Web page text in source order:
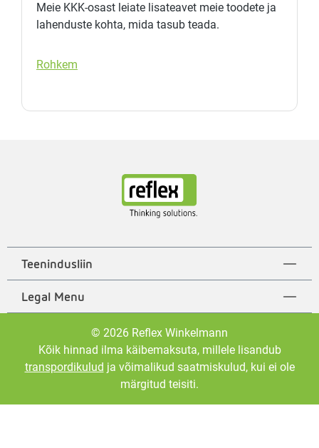
Meie KKK-osast leiate lisateavet meie toodete ja
lahenduste kohta, mida tasub teada.
Rohkem
Teenindusliin
Legal Menu
© 2026 Reflex Winkelmann
Kõik hinnad ilma käibemaksuta, millele lisandub
transpordikulud ja võimalikud saatmiskulud, kui ei ole
märgitud teisiti.